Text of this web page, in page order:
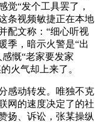
觉“发个工具罢了，
条视频敏捷正在本地
配文称：“细心听视
季，暗示火警是“出
慨“老家要发家
火气却上来了。
动转发。唯独不克
网的速度决定了的社
扬、诉讼，张某操纵